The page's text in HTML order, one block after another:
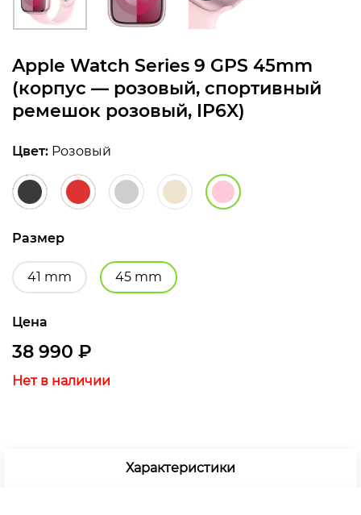
Apple Watch Series 9 GPS 45mm
(корпус — розовый, спортивный
ремешок розовый, IP6X)
Цвет: Розовый
Размер
41 mm 45 mm
Цена
38 990 ₽
Нет в наличии
Характеристики